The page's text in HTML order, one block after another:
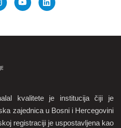
kvalitete je institucija čiji je
zajednica u Bosni i Hercegovini
registraciji je uspostavljena kao